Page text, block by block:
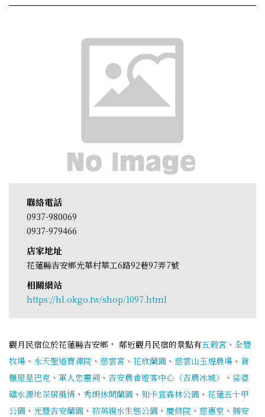
聯絡電話
0937-980069
0937-979466
店家地址
花蓮縣吉安鄉光華村華工6路92巷97弄7號
相關網站
https://hl.okgo.tw/shop/1097.html
觀月民宿位於花蓮縣吉安鄉， 鄰近觀月民宿的景點有五榖宮 、 全豐
牧場 、 永天聖道寶禪院 、 慈雲宮 、 花欣蘭園 、 慈雲山玉煌農場 、 貨
櫃屋星巴克 、 軍人忠靈祠 、 吉安農會遊客中心（吉農冰城） 、 娑婆
礑水源地茶居風情 、 秀朗休閒蘭園 、 知卡宣森林公園 、 花蓮五十甲
公園 、 光豐吉安蘭園 、 初英親水生態公園 、 慶修院 、 慈惠堂 、 勝安